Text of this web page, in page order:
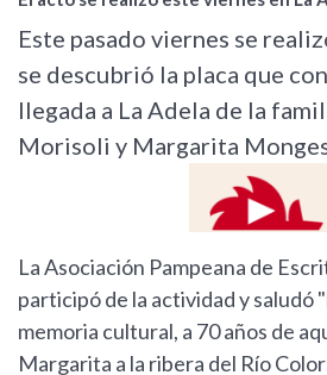
Este pasado viernes se
se descubrió la placa que
llegada a La Adela de la
Morisoli y Margarita
La Asociación Pampeana de
participó de la actividad y saludó
memoria cultural, a 70 años de
Margarita a la ribera del Río